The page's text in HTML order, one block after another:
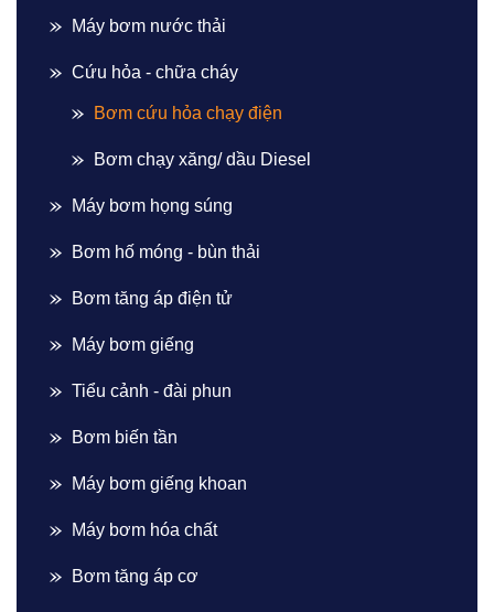
Máy bơm nước thải
Cứu hỏa - chữa cháy
Bơm cứu hỏa chạy điện
Bơm chạy xăng/ dầu Diesel
Máy bơm họng súng
Bơm hố móng - bùn thải
Bơm tăng áp điện tử
Máy bơm giếng
Tiểu cảnh - đài phun
Bơm biến tần
Máy bơm giếng khoan
Máy bơm hóa chất
Bơm tăng áp cơ